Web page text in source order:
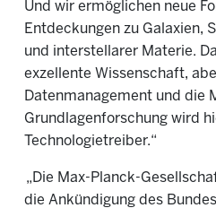
Und wir ermöglichen neue
Entdeckungen zu Galaxien,
und interstellarer Materie.
exzellente Wissenschaft,
Datenmanagement und die
Grundlagenforschung wird
Technologietreiber.“
„Die Max-Planck-
die Ankündigung des